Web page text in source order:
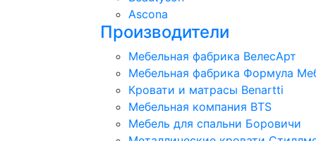
Ascona
Производители
Мебельная фабрика ВелесАрт
Мебельная фабрика Формула
Кровати и матрасы Benartti
Мебельная компания BTS
Мебель для спальни Боровичи